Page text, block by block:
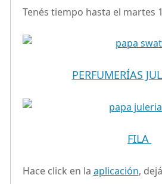
Tenés tiempo hasta el martes
PERFUMERÍAS
FILA
Hace click en la aplicación,